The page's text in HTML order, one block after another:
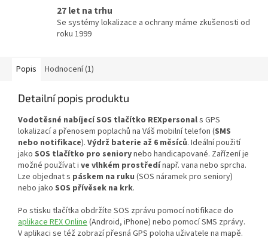
27 let na trhu
Se systémy lokalizace a ochrany máme zkušenosti od
roku 1999
Popis Hodnocení (1)
Detailní popis produktu
Vodotěsné nabíjecí SOS tlačítko REXpersonals GPS
lokalizací a přenosem poplachů na Váš mobilní telefon (SMS
nebo notifikace). Výdrž baterie až 6 měsíců. Ideální použití
jako SOS tlačítko pro seniorynebo handicapované. Zařízení je
možné používat i ve vlhkém prostředínapř. vana nebo sprcha.
Lze objednat s páskem na ruku (SOS náramek pro seniory)
nebo jako SOS přívěsek na krk.
Po stisku tlačítka obdržíte SOS zprávu pomocí notifikace do
aplikace REX Online (Android, iPhone) nebo pomocí SMS zprávy.
V aplikaci se též zobrazí přesná GPS poloha uživatele na mapě.